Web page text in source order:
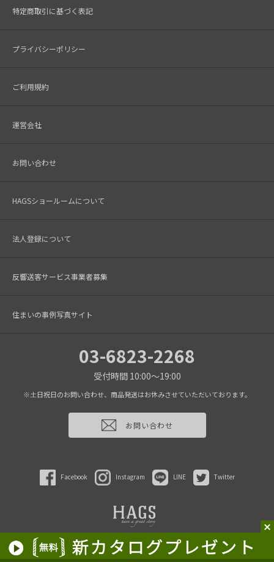
特定商取引に基づく表記
プライバシーポリシー
ご利用規約
運営会社
お問い合わせ
HAGSショールームについて
法人登録について
反響送客サービス事業者募集
住まいの事例写真サイト
03-6823-2268
受付時間 10:00～19:00
※土日祝日のお問い合わせ、商品発送はお休みさせていただいております。
お問い合わせ
Facebook Instagram LINE Twitter
2022 HAGS inc.